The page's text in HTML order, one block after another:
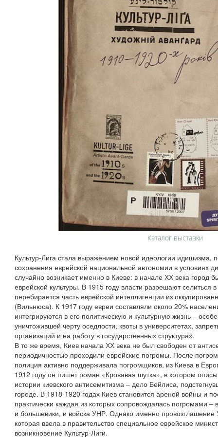
Каталог выставки
Культур-Лига стала выражением новой идеологии идишизма,
сохранения еврейской национальной автономии в условиях
случайно возникает именно в Киеве: в начале ХХ века город
еврейской культуры. В 1915 году власти разрешают
перебирается часть еврейской интеллигенции из
(Вильнюса). К 1917 году евреи составляли около 20%
интегрируются в его политическую и культурную жизнь –
уничтожившей черту оседлости, квоты в университетах,
организаций и на работу в государственных структурах.
В то же время, Киев начала ХХ века не был свободен от
периодичностью проходили еврейские погромы. После
полиция активно поддерживала погромщиков, из Киева в
1912 году он пишет роман «Кровавая шутка», в котором
истории киевского антисемитизма – дело Бейлиса,
городе. В 1918-1920 годах Киев становится ареной войны и
практически каждая из которых сопровождалась погромами –
и большевики, и войска УНР. Однако именно провозглашение
которая ввела в правительство специальное еврейское
возникновение Культур-Лиги.